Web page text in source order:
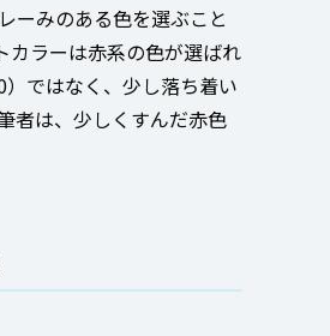
ーみのある色を選ぶこと
カラーは赤系の色が選ばれ
ではなく、少し落ち着い
者は、少しくすんだ赤色